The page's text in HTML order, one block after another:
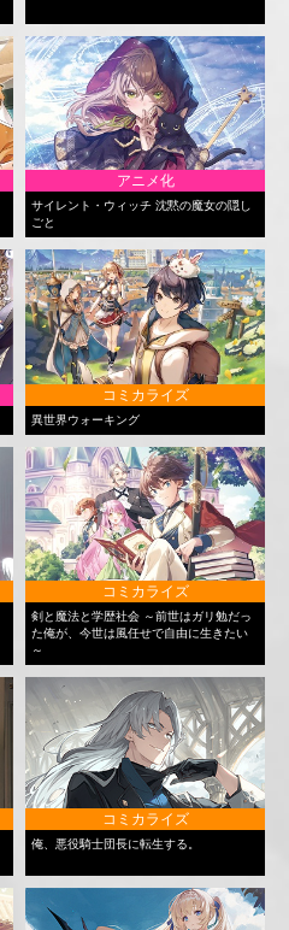
アニメ化
サイレント・ウィッチ 沈黙の魔女の隠し
ごと
コミカライズ
異世界ウォーキング
コミカライズ
剣と魔法と学歴社会 ～前世はガリ勉だっ
た俺が、今世は風任せで自由に生きたい
～
コミカライズ
俺、悪役騎士団長に転生する。